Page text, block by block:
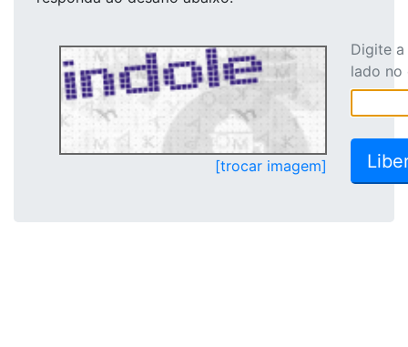
[trocar imagem]
Digite
lado no